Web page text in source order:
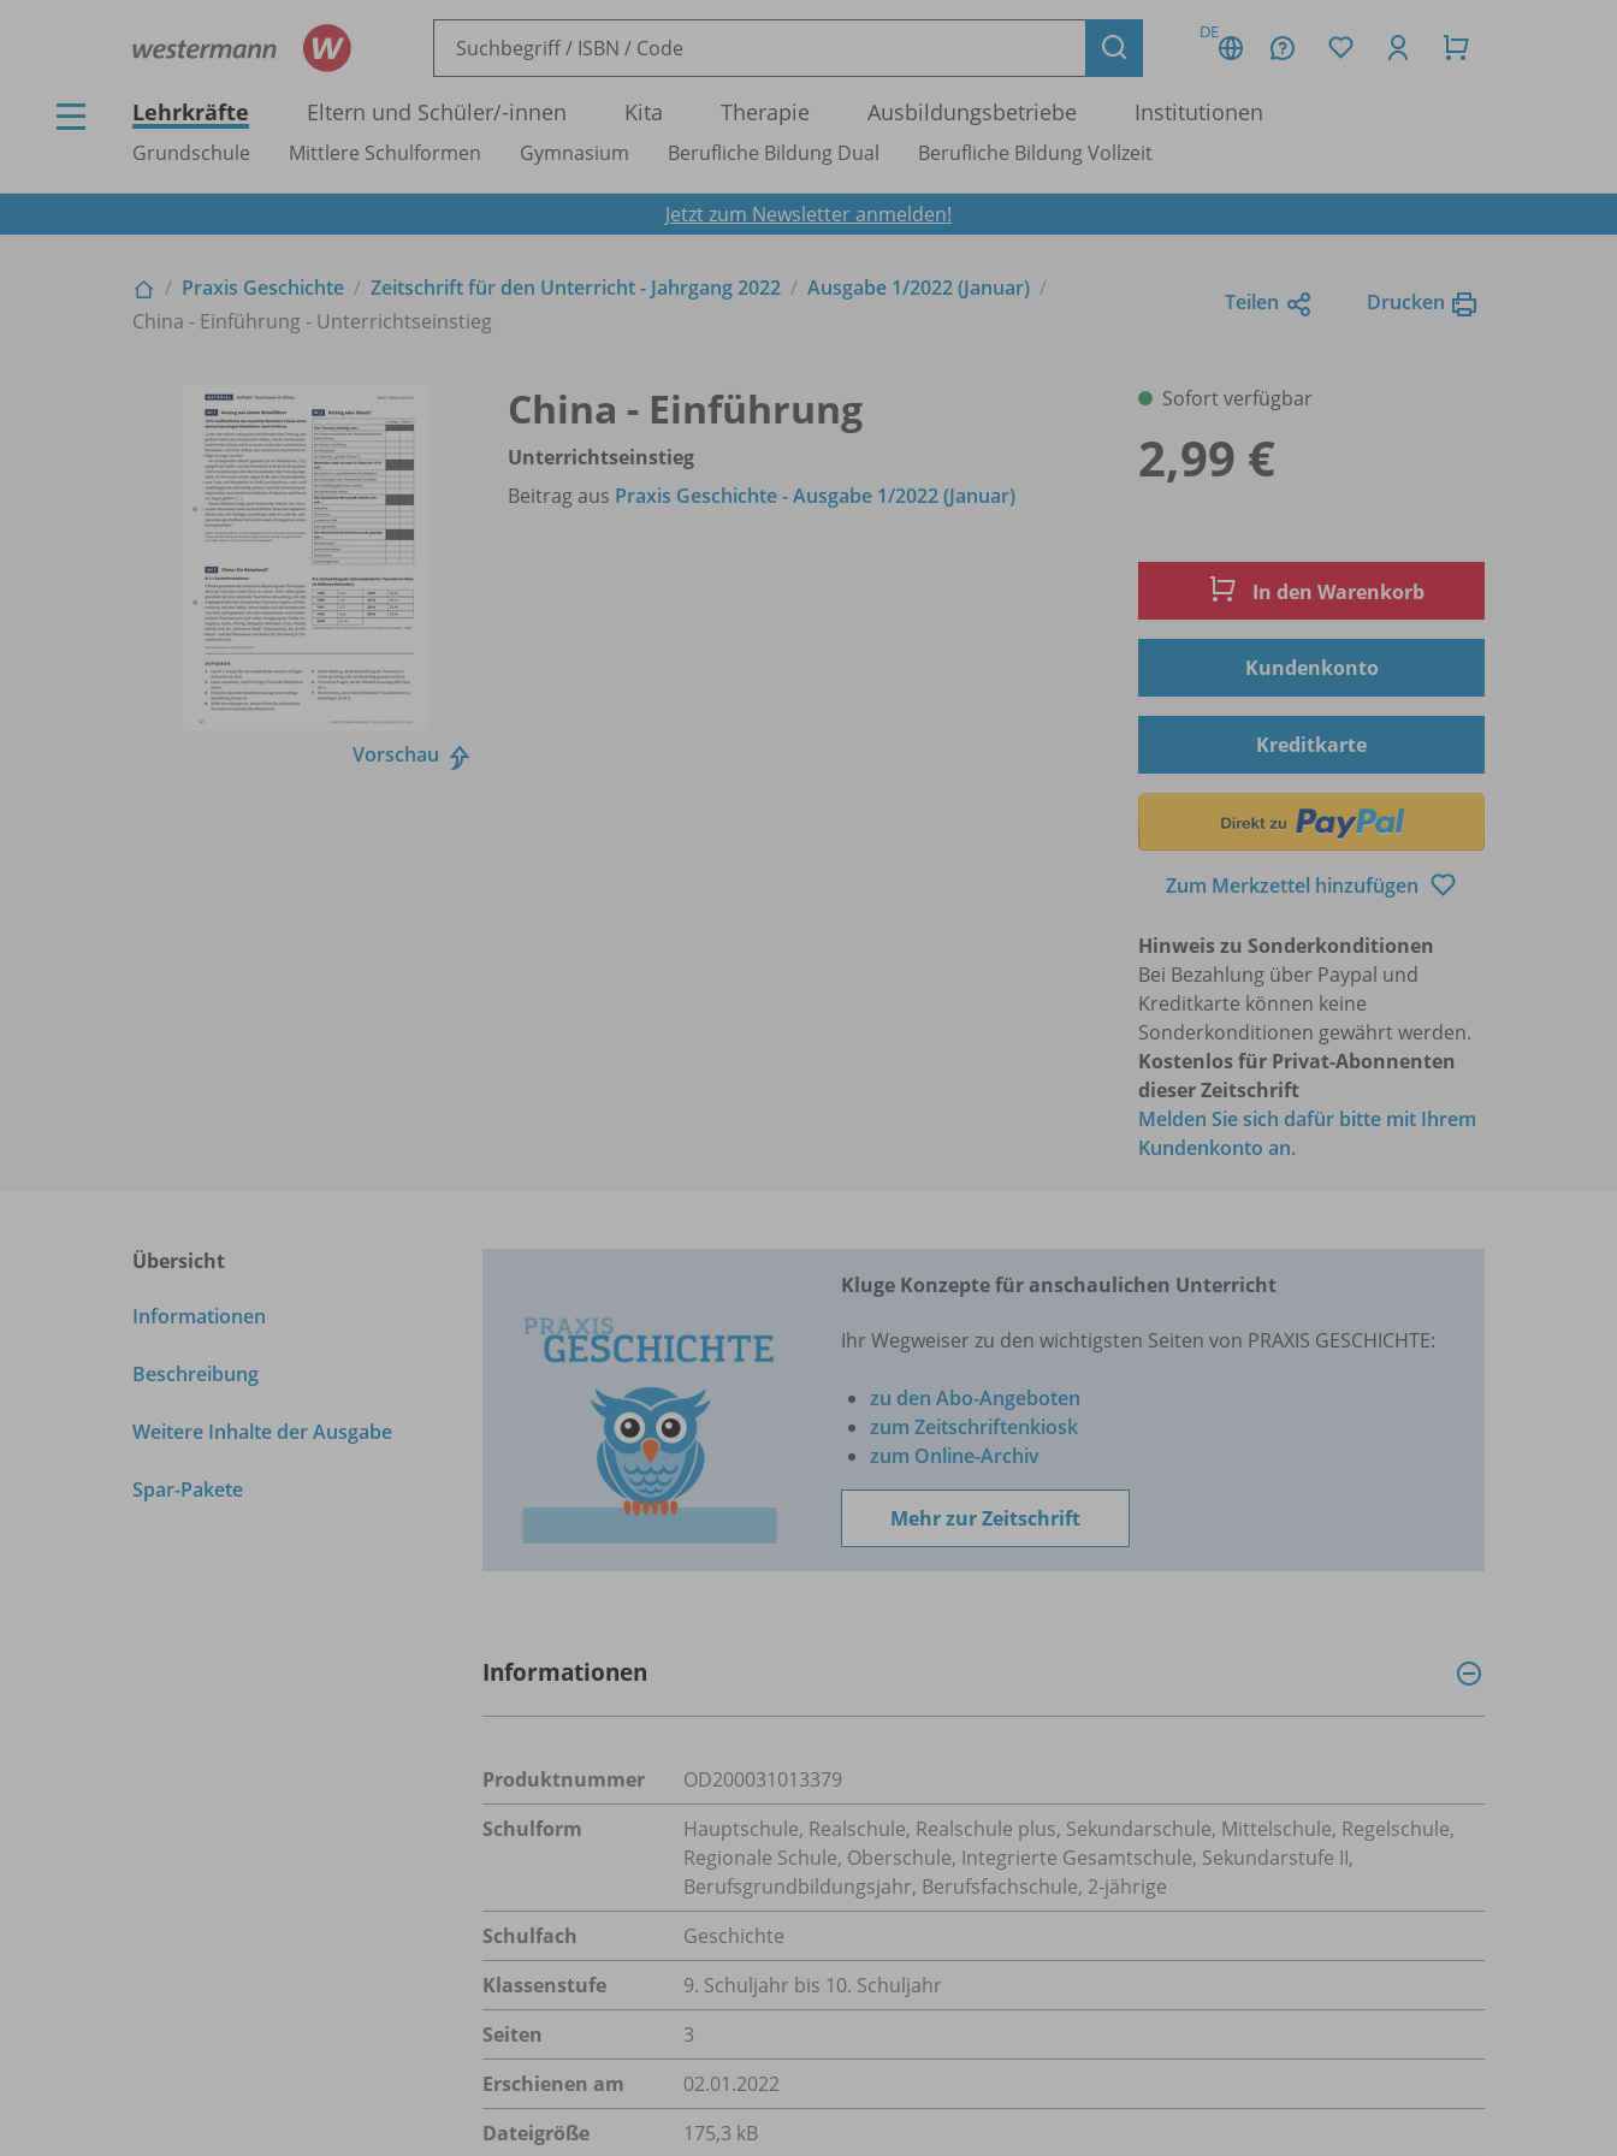
DE
Lehrkräfte Eltern und Schüler/-innen Kita Therapie Ausbildungsbetriebe Institutionen
Grundschule Mittlere Schulformen Gymnasium Berufliche Bildung Dual Berufliche Bildung Vollzeit
Jetzt zum Newsletter anmelden!
Praxis Geschichte Zeitschrift für den Unterricht - Jahrgang 2022 Ausgabe 1/2022 (Januar)
China - Einführung - Unterrichtseinstieg
Teilen Drucken
Vorschau
China - Einführung
Unterrichtseinstieg
Beitrag aus Praxis Geschichte - Ausgabe 1/2022 (Januar)
Sofort verfügbar
2,99 €
In den Warenkorb
Kundenkonto
Kreditkarte
Zum Merkzettel hinzufügen
Hinweis zu Sonderkonditionen
Bei Bezahlung über Paypal und
Kreditkarte können keine
Sonderkonditionen gewährt werden.
Kostenlos für Privat-Abonnenten
dieser Zeitschrift
Melden Sie sich dafür bitte mit Ihrem
Kundenkonto an.
Übersicht
Informationen
Beschreibung
Weitere Inhalte der Ausgabe
Spar-Pakete
Kluge Konzepte für anschaulichen Unterricht
Ihr Wegweiser zu den wichtigsten Seiten von PRAXIS GESCHICHTE:
zu den Abo-Angeboten
zum Zeitschriftenkiosk
zum Online-Archiv
Mehr zur Zeitschrift
Informationen
Produktnummer
OD200031013379
Schulform
Hauptschule, Realschule, Realschule plus, Sekundarschule, Mittelschule, Regelschule,
Regionale Schule, Oberschule, Integrierte Gesamtschule, Sekundarstufe II,
Berufsgrundbildungsjahr, Berufsfachschule, 2-jährige
Schulfach
Geschichte
Klassenstufe
9. Schuljahr bis 10. Schuljahr
Seiten
3
Erschienen am
02.01.2022
Dateigröße
175,3 kB